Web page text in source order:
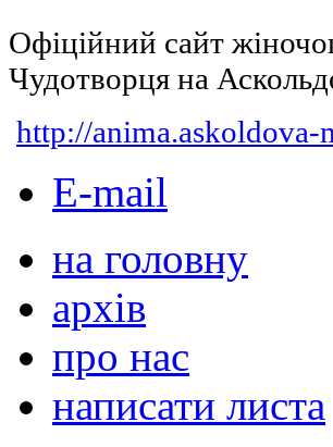
Офіційний сайт
Чудотворця на
http://anima.askoldova-
E-mail
на головну
архів
про нас
написати листа